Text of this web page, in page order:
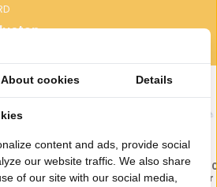
40 x 25 Marmeren dienblad 30
cm - Wit marmer
About cookies Details
content and ads, provide social
our website traffic. We also share
of our site with our social media,